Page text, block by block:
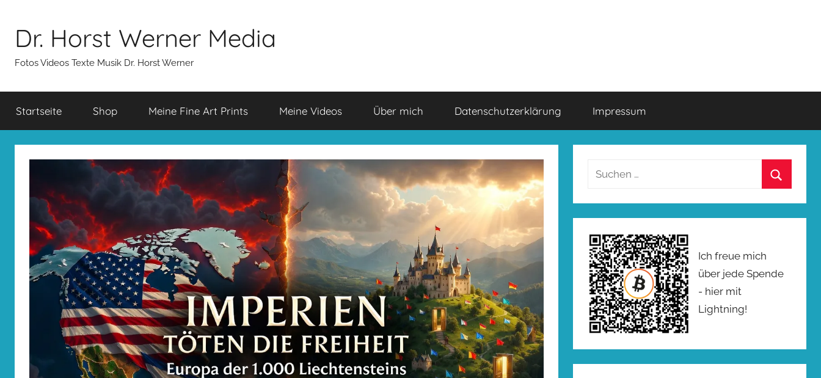
springen
Dr. Horst Werner Media
Fotos Videos Texte Musik Dr. Horst Werner
Startseite Shop Meine Fine Art Prints Meine Videos Über mich Datenschutzerklärung Impressum
Suchen
Ich freue mich
über jede Spende
- hier mit
Lightning!